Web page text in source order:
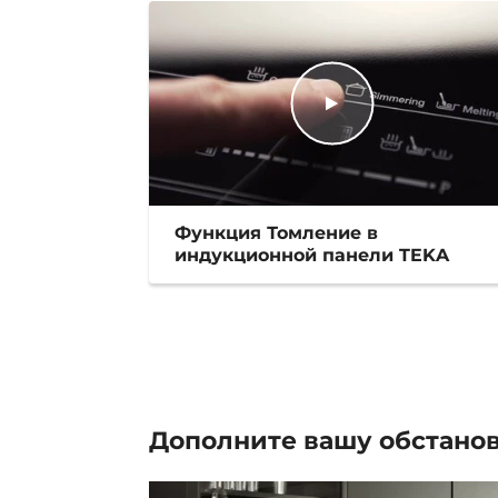
Функция Томление в
индукционной панели TEKA
Дополните вашу